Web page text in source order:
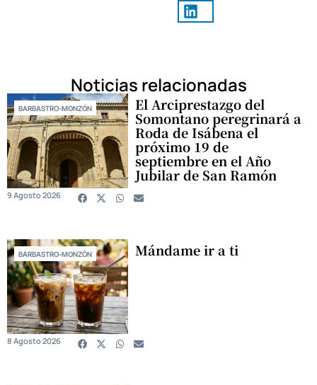
Noticias relacionadas
BARBASTRO-MONZÓN El Arciprestazgo del
Somontano peregrinará a
Roda de Isábena el
próximo 19 de
septiembre en el Año
Jubilar de San Ramón
9 Agosto 2026
BARBASTRO-MONZÓN Mándame ir a ti
8 Agosto 2026